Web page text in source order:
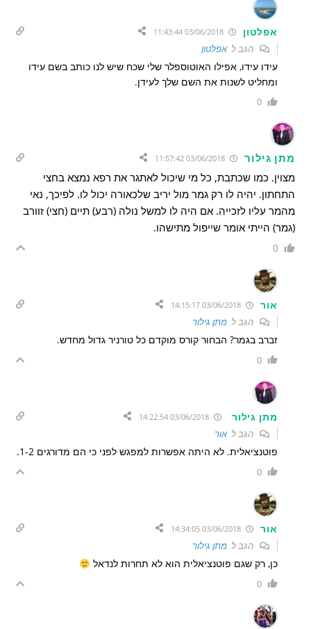
אפלטון
הגב לאפלטון
עידו עידו, אפילו האוטוספלר שלי שכח שיש לנו כותב בשם עידו
ומחליט לשנות את השם שלך לעידן.
0
מתן גילור
מצוין. כמו שכתבת, כל מי שיכול לאתגר את רפא נמצא בחצי
התחתון. יהיה לו רק גמר מול יריב שלכאורה יכול לו. לפיכך, נאי
מהמר עליו לזכייה. אם היה לו למשל נולה (רבע) תיים (חצי) זוורב
(גמר) הייתי אומר שייפול מתישהו.
0
אור
הגב למתן גילור
זברב בגמר? הבחור קורס מוקדם כל טורניר גדול מחדש.
0
מתן גילור
הגב לאור
פוטנציאלית. לא היתה אפשרות למפגש לפני כי הם מדורגים 1-2.
0
אור
הגב למתן גילור
כן, רק שגם פוטנציאלית הוא לא תחרות לנדאל
0